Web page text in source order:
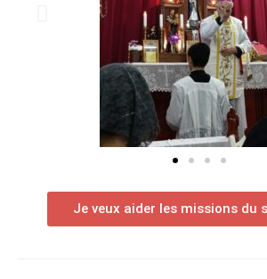
Je veux aider les missions du